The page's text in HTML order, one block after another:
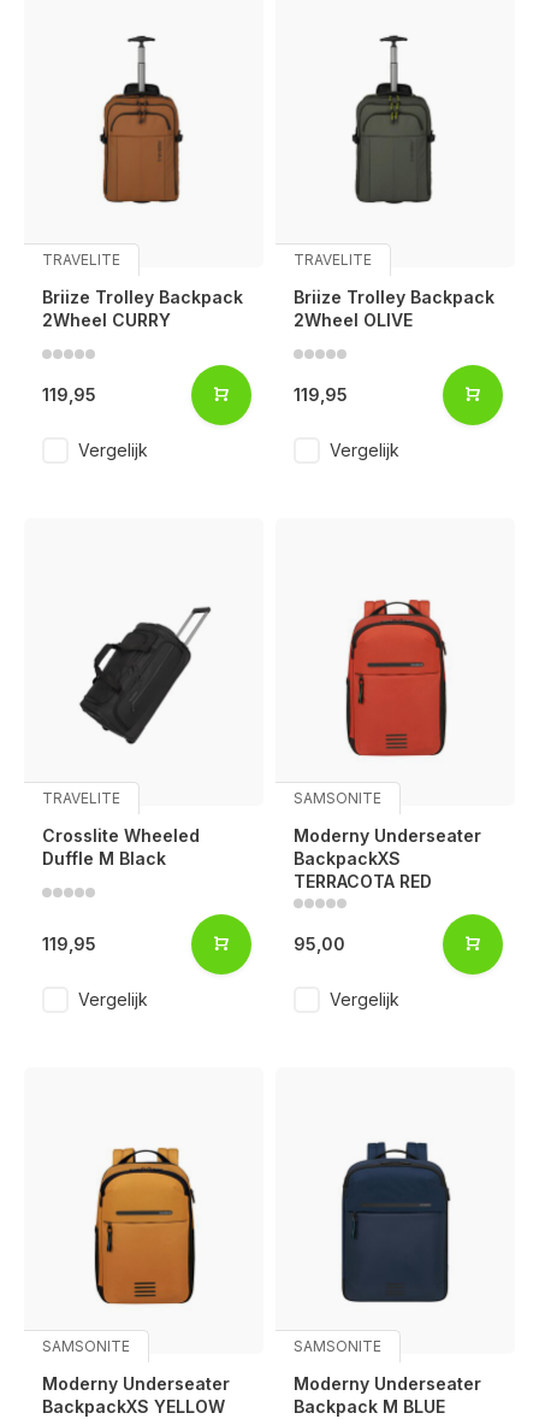
TRAVELITE
Briize Trolley Backpack
2Wheel CURRY
119,95
Vergelijk
TRAVELITE
Briize Trolley Backpack
2Wheel OLIVE
119,95
Vergelijk
TRAVELITE
Crosslite Wheeled
Duffle M Black
119,95
Vergelijk
SAMSONITE
Moderny Underseater
BackpackXS
TERRACOTA RED
95,00
Vergelijk
SAMSONITE
Moderny Underseater
BackpackXS YELLOW
SAMSONITE
Moderny Underseater
Backpack M BLUE